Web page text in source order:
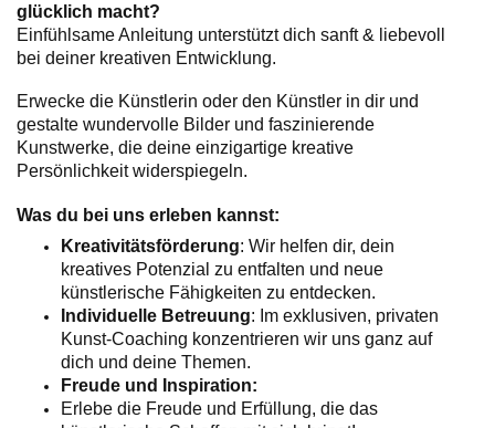
glücklich macht?
Einfühlsame Anleitung unterstützt dich sanft & liebevoll
bei deiner kreativen Entwicklung.
Erwecke die Künstlerin oder den Künstler in dir und
gestalte wundervolle Bilder und faszinierende
Kunstwerke, die deine einzigartige kreative
Persönlichkeit widerspiegeln.
Was du bei uns erleben kannst:
Kreativitätsförderung: Wir helfen dir, dein
kreatives Potenzial zu entfalten und neue
künstlerische Fähigkeiten zu entdecken.
Individuelle Betreuung: Im exklusiven, privaten
Kunst-Coaching konzentrieren wir uns ganz auf
dich und deine Themen.
Freude und Inspiration:
Erlebe die Freude und Erfüllung, die das